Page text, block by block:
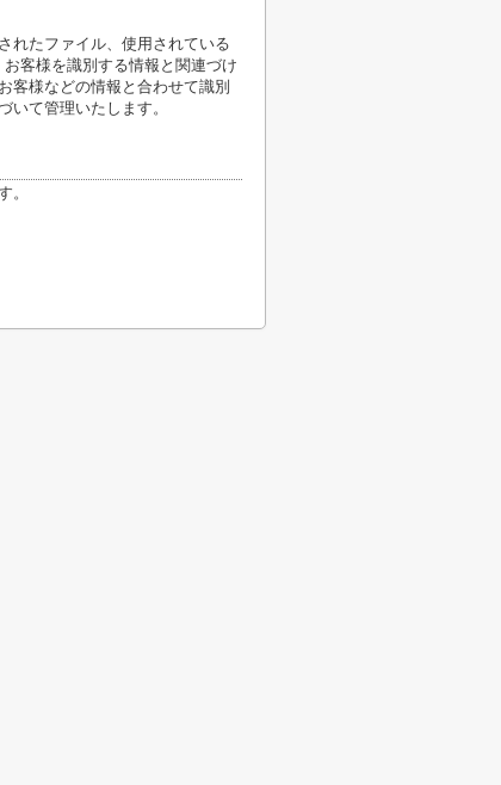
れたファイル、使用されている
客様を識別する情報と関連づけ
客様などの情報と合わせて識別
て管理いたします。
。